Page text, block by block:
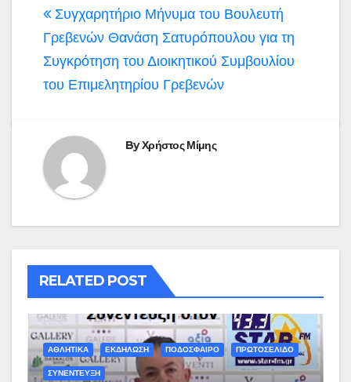
Συγχαρητήριο Μήνυμα του Βουλευτή
Γρεβενών Θανάση Σατυρόπουλου για τη
Συγκρότηση του Διοικητικού Συμβουλίου
του Επιμελητηρίου Γρεβενών
ByΧρήστος Μίμης
RELATED POST
ΑΘΛΗΤΙΚΑ ΕΚΔΗΛΩΣΗ ΠΟΔΟΣΦΑΙΡΟ ΠΡΩΤΟΣΕΛΙΔΟ
ΣΥΝΕΝΤΕΥΞΗ